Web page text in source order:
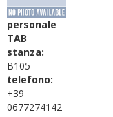
personale
TAB
stanza:
B105
telefono:
+39
0677274142